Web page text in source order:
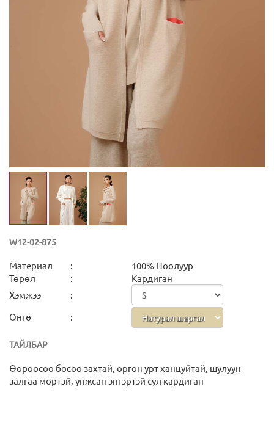
W12-02-875
Материал :
100% Ноолуур
Төрөл
:
Кардиган
Хэмжээ
:
Өнгө
:
ТАЙЛБАР
Өөрөөсөө босоо захтай, өргөн урт ханцуйтай, шулуун
залгаа мөртэй, унжсан энгэртэй сул кардиган